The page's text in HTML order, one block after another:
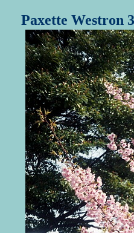
Paxette Westron